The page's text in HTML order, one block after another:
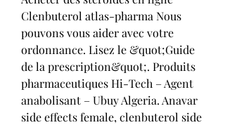
Clenbuterol atlas-pharma Nous
pouvons vous aider avec votre
ordonnance. Lisez le &quot;Guide
de la prescription&quot;. Produits
pharmaceutiques Hi-Tech – Agent
anabolisant – Ubuy Algeria. Anavar
side effects female, clenbuterol side